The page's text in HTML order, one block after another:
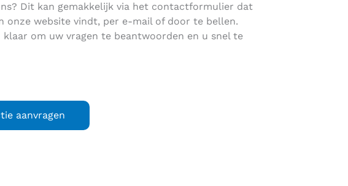
Dit kan gemakkelijk via het contactformulier dat
onze website vindt, per e-mail of door te bellen.
om uw vragen te beantwoorden en u snel te
aanvragen